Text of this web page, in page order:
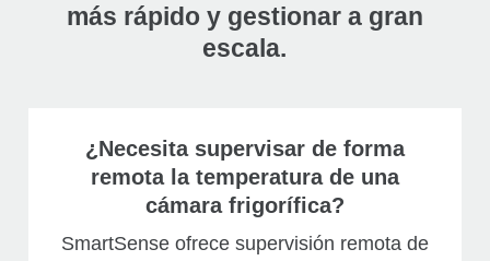
más rápido y gestionar a gran
escala.
¿Necesita supervisar de forma
remota la temperatura de una
cámara frigorífica?
SmartSense ofrece supervisión remota de